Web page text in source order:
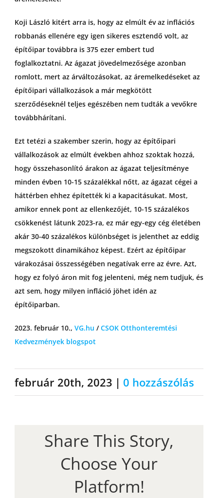
Koji László kitért arra is, hogy az elmúlt év az inflációs
robbanás ellenére egy igen sikeres esztendő volt, az
építőipar továbbra is 375 ezer embert tud
foglalkoztatni. Az ágazat jövedelmezősége azonban
romlott, mert az árváltozásokat, az áremelkedéseket az
építőipari vállalkozások a már megkötött
szerződéseknél teljes egészében nem tudták a vevőkre
továbbhárítani.
Ezt tetézi a szakember szerin, hogy az építőipari
vállalkozások az elmúlt években ahhoz szoktak hozzá,
hogy összehasonlító árakon az ágazat teljesítménye
minden évben 10-15 százalékkal nőtt, az ágazat cégei a
háttérben ehhez építették ki a kapacitásukat. Most,
amikor ennek pont az ellenkezőjét, 10-15 százalékos
csökkenést látunk 2023-ra, ez már egy-egy cég életében
akár 30-40 százalékos különbséget is jelenthet az eddig
megszokott dinamikához képest. Ezért az építőipar
várakozásai összességében negatívak erre az évre. Azt,
hogy ez folyó áron mit fog jelenteni, még nem tudjuk, és
azt sem, hogy milyen infláció jöhet idén az
építőiparban.
2023. február 10., VG.hu /CSOK Otthonteremtési
Kedvezmények blogspot
február 20th, 2023 | 0 hozzászólás
Share This Story,
Choose Your
Platform!